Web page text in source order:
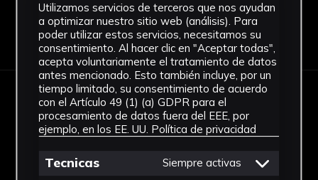
Descargar Ficha
IMÁGENES
Utilizamos servicios de terceros que nos ayudan
a optimizar nuestro sitio web (análisis). Para
poder utilizar estos servicios, necesitamos su
consentimiento. Al hacer clic en "Aceptar todas",
acepta voluntariamente el tratamiento de datos
antes mencionado. Esto también incluye, por un
tiempo limitado, su consentimiento de acuerdo
con el Artículo 49 (1) (a) GDPR para el
procesamiento de datos fuera del EEE, por
ejemplo, en los EE. UU. Política de privacidad
Tecnicas Siempre activas